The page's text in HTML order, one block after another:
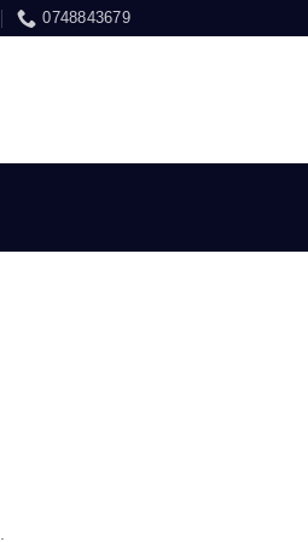
0748843679